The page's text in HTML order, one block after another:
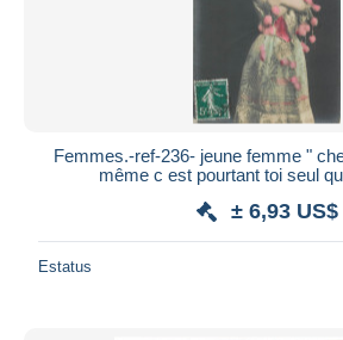
Femmes.-ref-236- jeune femme "
même c est pourtant toi seul
± 6,93 US$
Estatus